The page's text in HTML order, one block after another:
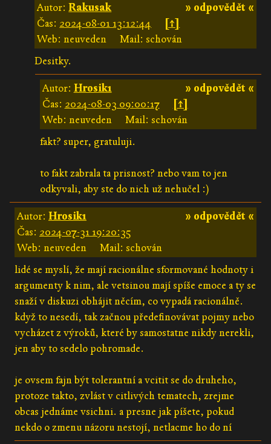
» odpovědět «
Autor:Rakusak
Čas: 2024-08-01 13:12:44
[↑]
Web: neuveden
Mail: schován
Desitky.
» odpovědět «
Autor: Hrosik1
Čas: 2024-08-03 09:00:17
[↑]
Web: neuveden
Mail: schován
fakt? super, gratuluji.
to fakt zabrala ta prisnost? nebo vam to jen
odkyvali, aby ste do nich už nehučel :)
» odpovědět «
Autor: Hrosik1
Čas: 2024-07-31 19:20:35
Web: neuveden
Mail: schován
lidé se myslí, že mají racionálne sformované hodnoty i
argumenty k nim, ale vetsinou mají spíše emoce a ty se
snaží v diskuzi obhájit něcím, co vypadá racionálně.
když to nesedí, tak začnou předefinovávat pojmy nebo
vycházet z výroků, které by samostatne nikdy nerekli,
jen aby to sedelo pohromade.
je ovsem fajn být tolerantní a vcitit se do druheho,
protoze takto, zvlást v citlivých tematech, zrejme
obcas jednáme vsichni. a presne jak píšete, pokud
nekdo o zmenu názoru nestojí, netlacme ho do ní